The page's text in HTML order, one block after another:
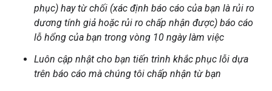
phục) hay từ chối (xác định báo cáo của bạn là rủi ro
dương tính giả hoặc rủi ro chấp nhận được) báo cáo
lỗ hổng của bạn trong vòng 10 ngày làm việc
Luôn cập nhật cho bạn tiến trình khắc phục lỗi dựa
trên báo cáo mà chúng tôi chấp nhận từ bạn